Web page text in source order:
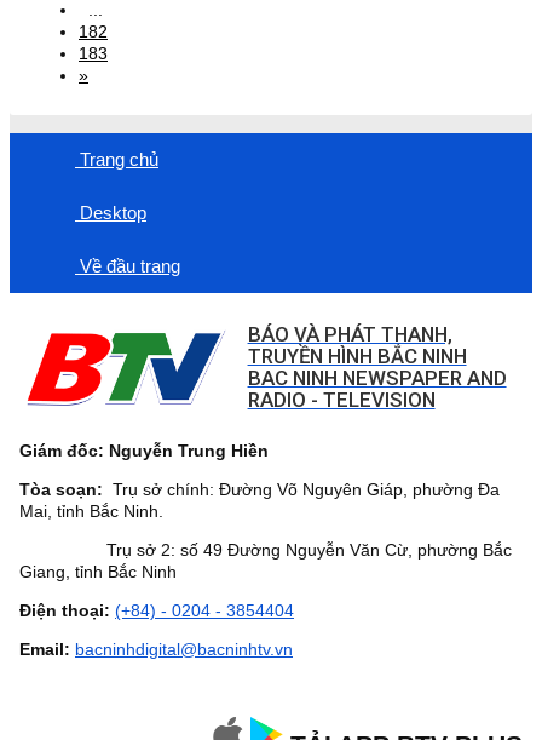
182
183
»
Trang chủ
Desktop
Về đầu trang
BÁO VÀ PHÁT THANH,
TRUYỀN HÌNH BẮC NINH
BAC NINH NEWSPAPER AND
RADIO - TELEVISION
Giám đốc: Nguyễn Trung Hiền
Tòa soạn: Trụ sở chính: Đường Võ Nguyên Giáp, phường Đa
Mai, tỉnh Bắc Ninh.
Trụ sở 2: số 49 Đường Nguyễn Văn Cừ, phường Bắc
Giang, tỉnh Bắc Ninh
Điện thoại: (+84) - 0204 - 3854404
Email: bacninhdigital@bacninhtv.vn